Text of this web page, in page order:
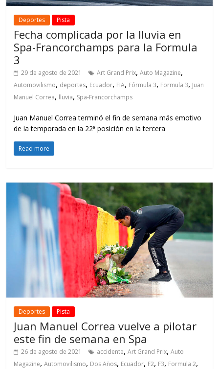
Deportes Pista
Fecha complicada por la lluvia en
Spa-Francorchamps para la Formula
3
29 de agosto de 2021 Art Grand Prix,Auto Magazine,
Automovilismo, deportes, Ecuador, FIA, Fórmula 3, Formula 3, Juan
Manuel Correa, lluvia, Spa-Francorchamps
Juan Manuel Correa terminó el fin de semana más emotivo
de la temporada en la 22ª posición en la tercera
Read more
Deportes Pista
Juan Manuel Correa vuelve a pilotar
este fin de semana en Spa
26 de agosto de 2021 accidente,Art Grand Prix,Auto
Magazine,Automovilismo, Dos Años, Ecuador, F2, F3, Formula 2,